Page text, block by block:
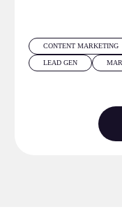
CONTENT MARKETING
LEAD GEN